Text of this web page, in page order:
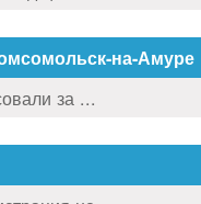
на-Амуре
за ...